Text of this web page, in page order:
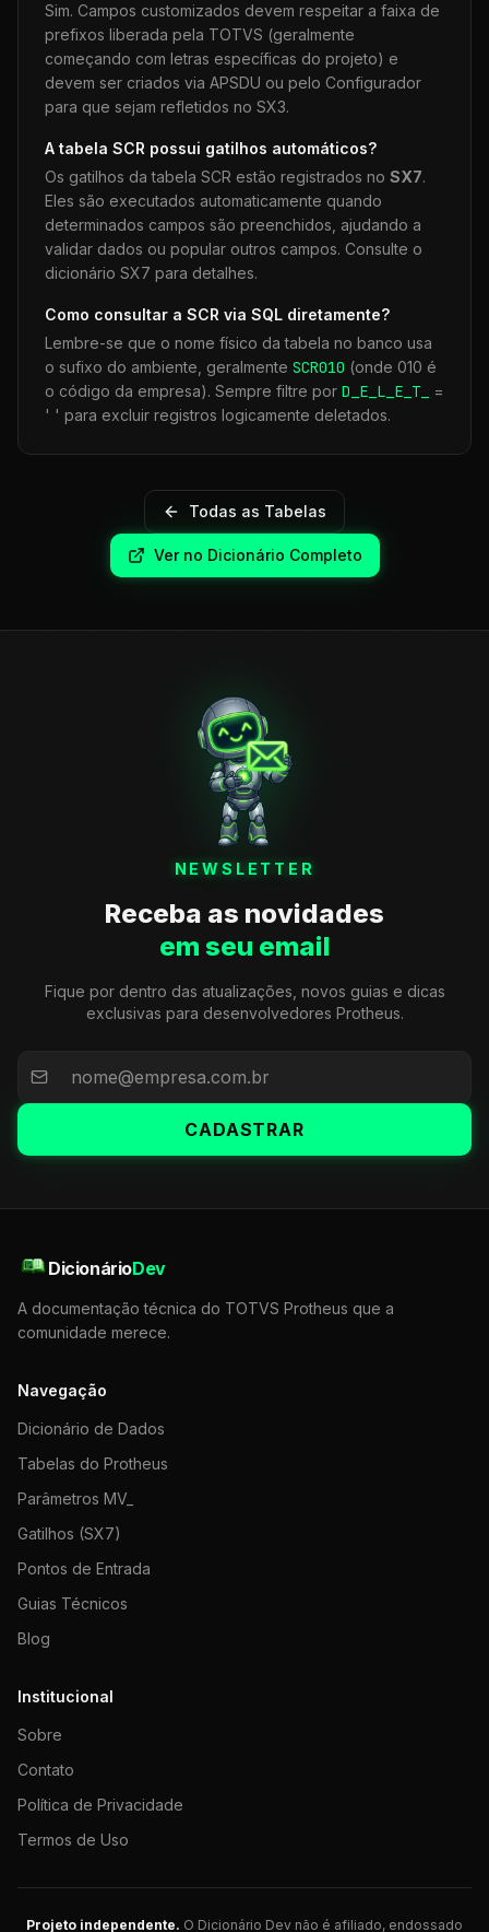
Sim. Campos customizados devem respeitar a faixa de
prefixos liberada pela TOTVS (geralmente
começando com letras específicas do projeto) e
devem ser criados via APSDU ou pelo Configurador
para que sejam refletidos no SX3.
A tabela SCR possui gatilhos automáticos?
Os gatilhos da tabela SCR estão registrados no SX7.
Eles são executados automaticamente quando
determinados campos são preenchidos, ajudando a
validar dados ou popular outros campos. Consulte o
dicionário SX7 para detalhes.
Como consultar a SCR via SQL diretamente?
Lembre-se que o nome físico da tabela no banco usa
o sufixo do ambiente, geralmente SCR010 (onde 010 é
o código da empresa). Sempre filtre por D_E_L_E_T_
=
' ' para excluir registros logicamente deletados.
Todas as Tabelas
Ver no Dicionário Completo
NEWSLETTER
Receba as novidades
em seu email
Fique por dentro das atualizações, novos guias e dicas
exclusivas para desenvolvedores Protheus.
CADASTRAR
DicionárioDev
A documentação técnica do TOTVS Protheus que a
comunidade merece.
Navegação
Dicionário de Dados
Tabelas do Protheus
Parâmetros MV_
Gatilhos (SX7)
Pontos de Entrada
Guias Técnicos
Blog
Institucional
Sobre
Contato
Política de Privacidade
Termos de Uso
Projeto independente. O Dicionário Dev não é afiliado, endossado